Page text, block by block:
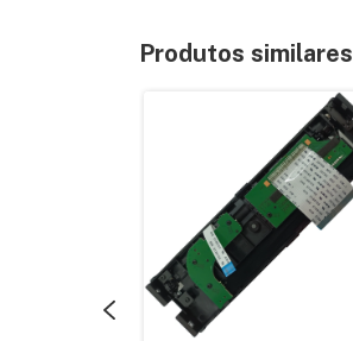
Produtos similares